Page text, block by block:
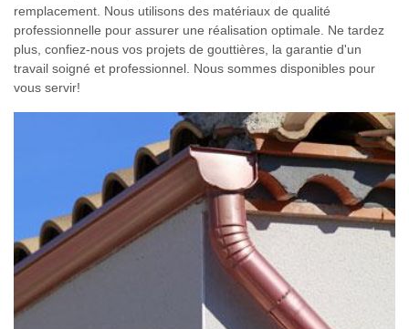
remplacement. Nous utilisons des matériaux de qualité
professionnelle pour assurer une réalisation optimale. Ne tardez
plus, confiez-nous vos projets de gouttières, la garantie d'un
travail soigné et professionnel. Nous sommes disponibles pour
vous servir!